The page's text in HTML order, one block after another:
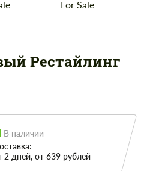
Рестайлинг
В наличии
2 дней, от 639 рублей